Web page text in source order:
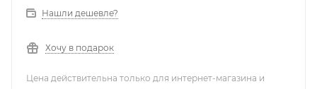
Нашли дешевле?
Хочу в подарок
Цена действительна только для интернет-магазина и